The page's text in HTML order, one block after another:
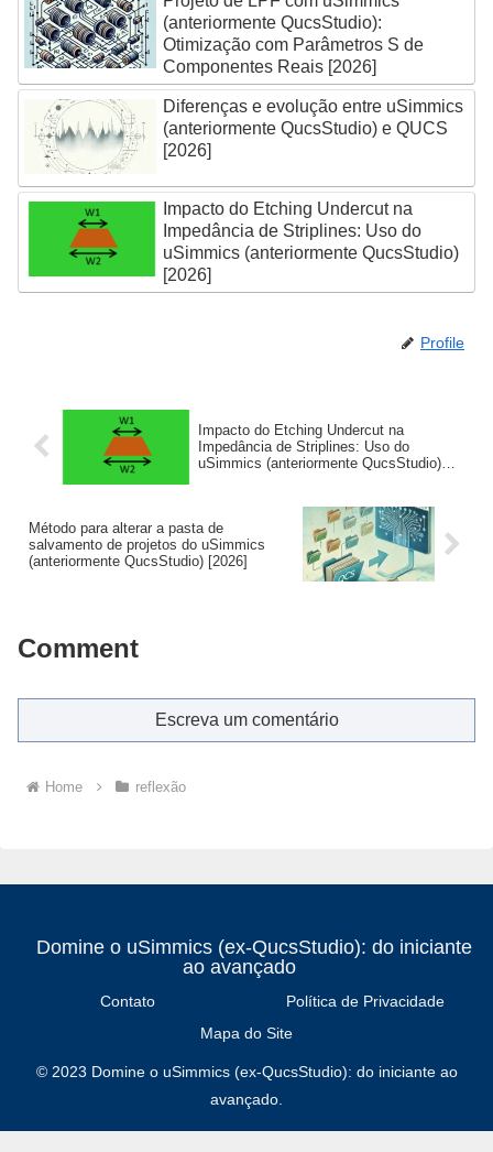
(anteriormente QucsStudio):
Otimização com Parâmetros S de
Componentes Reais [2026]
Diferenças e evolução entre uSimmics
(anteriormente QucsStudio) e QUCS
[2026]
Impacto do Etching Undercut na
Impedância de Striplines: Uso do
uSimmics (anteriormente QucsStudio)
[2026]
Profile
Impacto do Etching Undercut na
Impedância de Striplines: Uso do
uSimmics (anteriormente QucsStudio)
Método para alterar a pasta de
salvamento de projetos do uSimmics
(anteriormente QucsStudio) [2026]
Comment
Escreva um comentário
Home reflexão
Domine o uSimmics (ex-QucsStudio): do iniciante
ao avançado
Contato
Política de Privacidade
Mapa do Site
© 2023 Domine o uSimmics (ex-QucsStudio): do iniciante ao
avançado.